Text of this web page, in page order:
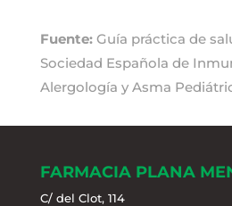
Fuente: Guía práctica de
Sociedad Española de
Alergología y Asma
FARMACIA PLANA
C/ del Clot, 114